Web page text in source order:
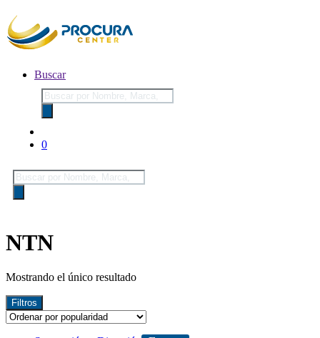
Buscar
Búsqueda
de
productos
0
Búsqueda
de
productos
NTN
Mostrando el único resultado
Filtros